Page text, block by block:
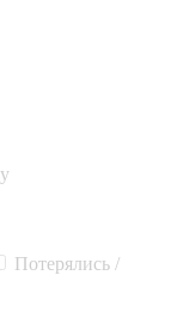
Потерялись /